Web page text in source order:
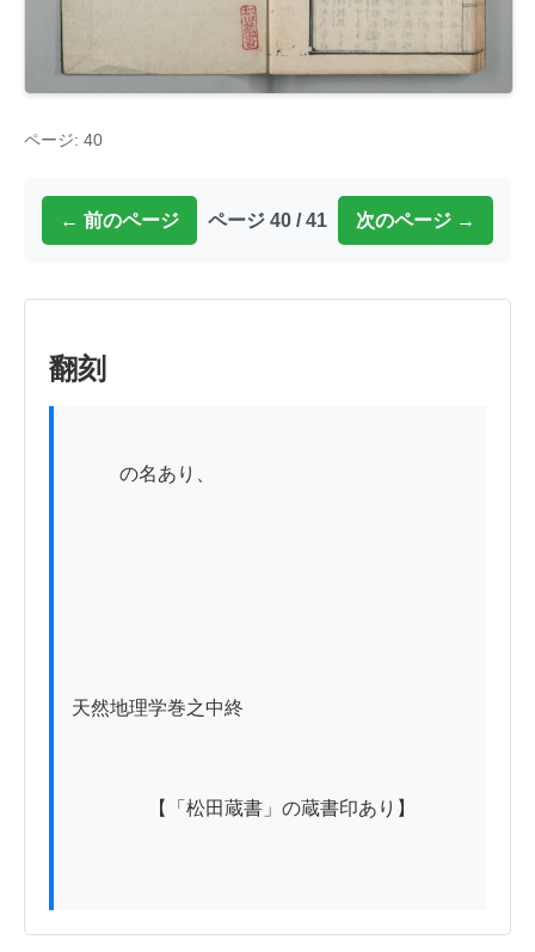
ページ: 40
← 前のページ ページ 40 / 41 次のページ →
翻刻
天然地理学巻之中終
【「松田蔵書」の蔵書印あり】